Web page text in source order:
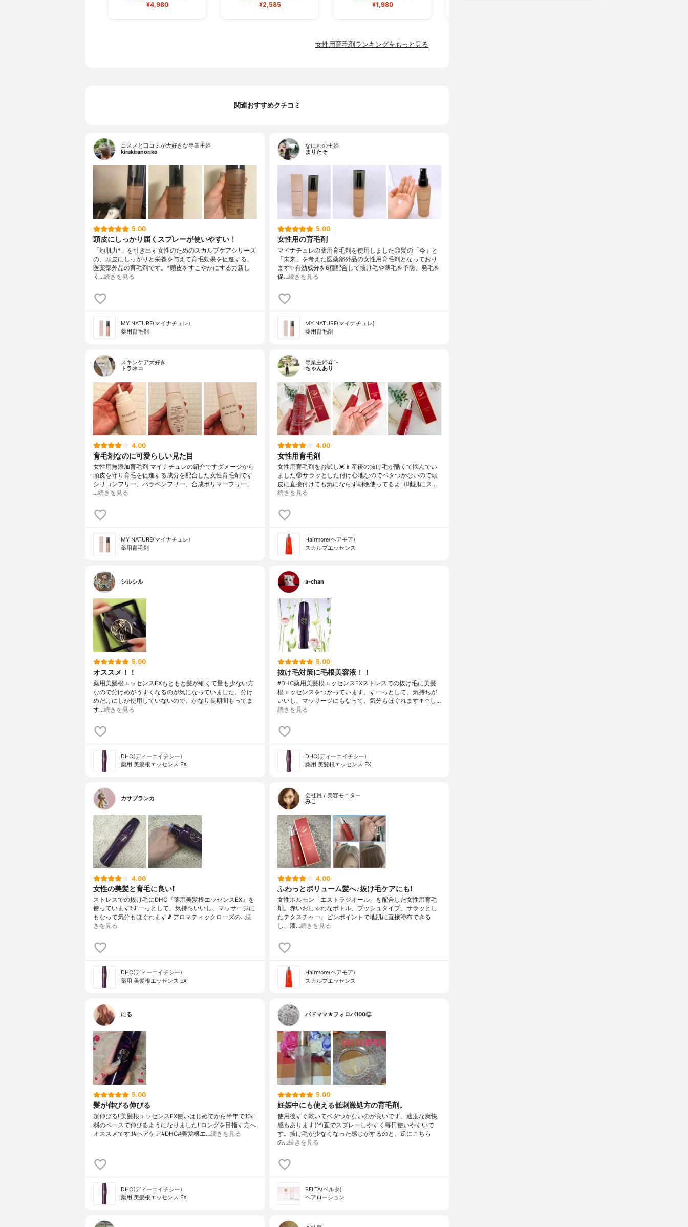
¥4,980 ¥2,585 ¥1,980
女性用育毛剤ランキングをもっと見る
関連おすすめクチコミ
コスメと口コミが大好きな専業主婦
kirakiranoriko
5.00
頭皮にしっかり届くスプレーが使いやすい！
「地肌力*」を引き出す女性のためのスカルプケアシリーズ
の、頭皮にしっかりと栄養を与えて育毛効果を促進する、
医薬部外品の育毛剤です。*頭皮をすこやかにする力新し
く…続きを見る
MY NATURE(マイナチュレ)
薬用育毛剤
なにわの主婦
まりたそ
5.00
女性用の育毛剤
マイナチュレの薬用育毛剤を使用しました😊髪の「今」と
「未来」を考えた医薬部外品の女性用育毛剤となっており
ます✨有効成分を6種配合して抜け毛や薄毛を予防、発毛を
促…続きを見る
MY NATURE(マイナチュレ)
薬用育毛剤
スキンケア大好き
トラネコ
4.00
育毛剤なのに可愛らしい見た目
女性用無添加育毛剤 マイナチュレの紹介ですダメージから
頭皮を守り育毛を促進する成分を配合した女性育毛剤です
シリコンフリー、パラベンフリー、合成ポリマーフリー、
…続きを見る
MY NATURE(マイナチュレ)
薬用育毛剤
専業主婦🍒´-
ちゃんあり
4.00
女性用育毛剤
女性用育毛剤をお試し💓👩産後の抜け毛が酷くて悩んでい
ました😟サラッとした付け心地なのでベタつかないので頭
皮に直接付けても気にならず朝晩使ってるよ🙆‍♀️地肌にス…
続きを見る
Hairmore(ヘアモア)
スカルプエッセンス
シルシル
5.00
オススメ！！
薬用美髪根エッセンスEXもともと髪が細くて量も少ない方
なので分けめがうすくなるのが気になっていました。分け
めだけにしか使用していないので、かなり長期間もってま
す…続きを見る
DHC(ディーエイチシー)
薬用 美髪根エッセンス EX
a-chan
5.00
抜け毛対策に毛根美容液！！
#DHC薬用美髪根エッセンスEXストレスでの抜け毛に美髪
根エッセンスをつかっています。すーっとして、気持ちが
いいし、マッサージにもなって、気分もほぐれます↑↑し…
続きを見る
DHC(ディーエイチシー)
薬用 美髪根エッセンス EX
カサブランカ
4.00
女性の美髪と育毛に良い❗️
ストレスでの抜け毛にDHC『薬用美髪根エッセンスEX』を
使っています❗️すーっとして、気持ちいいし、マッサージに
もなって気分もほぐれます🎵アロマティックローズの…続
きを見る
DHC(ディーエイチシー)
薬用 美髪根エッセンス EX
会社員 / 美容モニター
みこ
4.00
ふわっとボリューム髪へ♪抜け毛ケアにも!
女性ホルモン「エストラジオール」を配合した女性用育毛
剤。赤いおしゃれなボトル、プッシュタイプ、サラッとし
たテクスチャー。ピンポイントで地肌に直接塗布できる
し、液…続きを見る
Hairmore(ヘアモア)
スカルプエッセンス
にる
5.00
髪が伸びる伸びる
超伸びる!!美髪根エッセンスEX使いはじめてから半年で10㎝
弱のペースで伸びるようになりました!!ロングを目指す方へ
オススメです!!#ヘアケア#DHC#美髪根エ…続きを見る
DHC(ディーエイチシー)
薬用 美髪根エッセンス EX
バドママ★フォロバ100◎
5.00
妊娠中にも使える低刺激処方の育毛剤。
使用後すぐ乾いてベタつかないのが良いです。適度な爽快
感もあります(^^)直でスプレーしやすく毎日使いやすいで
す。抜け毛が少なくなった感じがするのと、逆にこちら
の…続きを見る
BELTA(ベルタ)
ヘアローション